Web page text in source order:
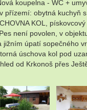
koupelna - WC +
obytná kuchyň
KOL,
není povolen, v
úpatí sopečného
úschova kol pod
od Krkonoš přes